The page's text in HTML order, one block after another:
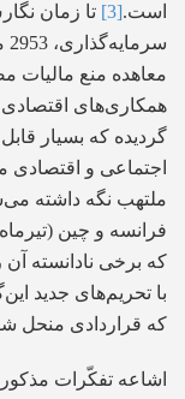
است.[3]
همکاری‌های اقتصادی
گردیده که بسیار
اجتماعی و اقتصادی
ملتهب نگه داشته
که برخی نادانسته آن
با تحریم‌های جدید
که قراردادی منحل
اشاعه تفکّرات